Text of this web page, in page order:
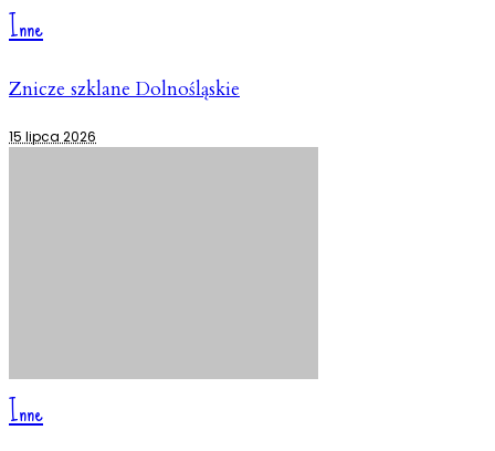
Inne
Znicze szklane Dolnośląskie
15 lipca 2026
Inne